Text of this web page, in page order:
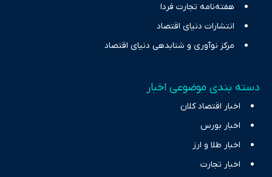
هفته‌نامه تجارت فردا
انتشارات دنیای اقتصاد
مرکز نوآوری و شتابدهی دنیای اقتصاد
دسته بندی موضوعی اخبار
اخبار اقتصاد کلان
اخبار بورس
اخبار طلا و ارز
اخبار تجارت